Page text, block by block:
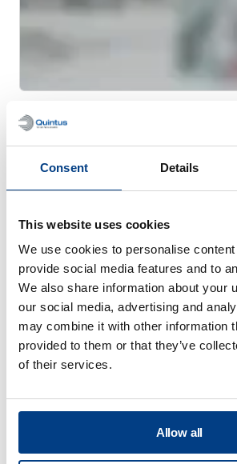
Consent Details
This website uses cookies
We use cookies to personalise
provide social media features and to
We also share information about your
our social media, advertising and
may combine it with other information
provided to them or that they’ve
of their services.
Allow all
网络研讨会
用于金属 AM 的热等静压工艺
WHITE PAPER
通过高压热处理（HPHT™）减